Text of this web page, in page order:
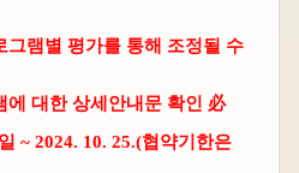
그램별 평가를 통해 조정될 수
에 대한 상세안내문 확인 必
~ 2024. 10. 25.(협약기한은